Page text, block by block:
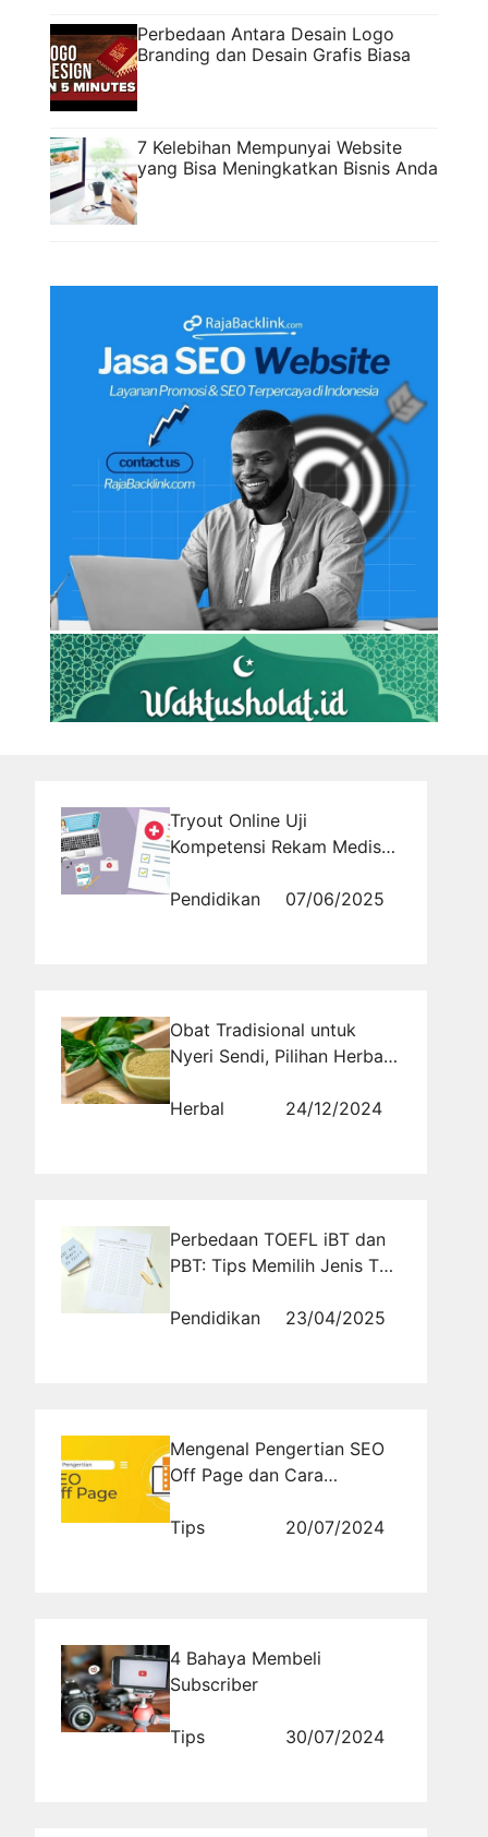
Perbedaan Antara Desain Logo
Branding dan Desain Grafis Biasa
7 Kelebihan Mempunyai Website
yang Bisa Meningkatkan Bisnis Anda
Tryout Online Uji
Kompetensi Rekam Medis
Resmi 2025
Pendidikan 07/06/2025
Obat Tradisional untuk
Nyeri Sendi, Pilihan Herbal
Herbal
24/12/2024
Perbedaan TOEFL iBT dan
PBT: Tips Memilih Jenis Tes
Pendidikan
23/04/2025
Mengenal Pengertian SEO
Off Page dan Cara
Tips
20/07/2024
4 Bahaya Membeli
Subscriber
Tips 30/07/2024